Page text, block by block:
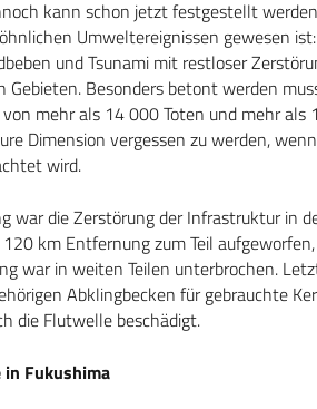
kann schon jetzt festgestellt
Umweltereignissen gewesen
und Tsunami mit restloser
Besonders betont werden
mehr als 14 000 Toten und mehr als
Dimension vergessen zu werden,
wird.
war die Zerstörung der Infrastruktur in
km Entfernung zum Teil
war in weiten Teilen unterbrochen.
Abklingbecken für gebrauchte
die Flutwelle beschädigt.
Fukushima